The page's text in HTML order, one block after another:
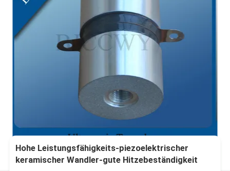
Hohe Leistungsfähigkeits-piezoelektrischer
keramischer Wandler-gute Hitzebeständigkeit